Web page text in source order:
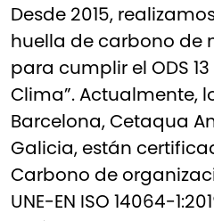
Desde 2015,
huella de carbono de
para cumplir el ODS
Clima”. Actualmente,
Barcelona, Cetaqua
Galicia, están
Carbono de
UNE-EN ISO 14064-